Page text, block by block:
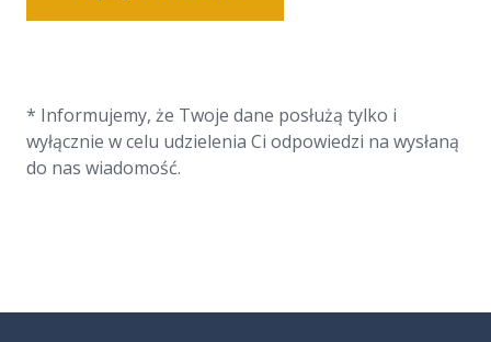
* Informujemy, że Twoje dane posłużą tylko i
wyłącznie w celu udzielenia Ci odpowiedzi na wysłaną
do nas wiadomość.